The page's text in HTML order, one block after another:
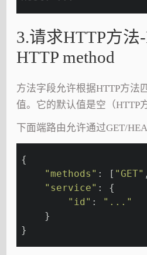
3.请求HTTP方法-
HTTP method
方法字段允许根据HTTP方法
值。它的默认值是空（HTTP
下面端路由允许通过GET/
{
"methods" : [ "GET"
"service" : {
"id" :
"..."
    }
}